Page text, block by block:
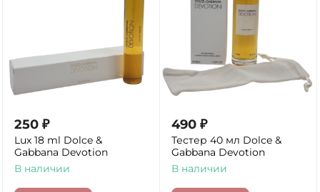
250 ₽
Lux 18 ml Dolce &
Gabbana Devotion
В наличии
490 ₽
Тестер 40 мл Dolce &
Gabbana Devotion
В наличии